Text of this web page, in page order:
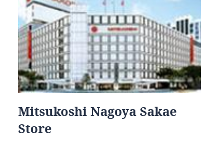
Mitsukoshi Nagoya Sakae
Store